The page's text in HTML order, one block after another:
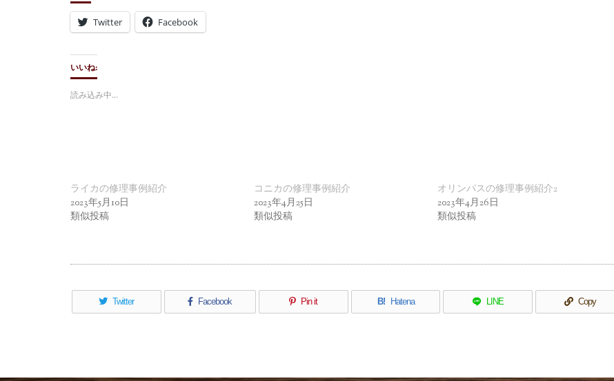
Twitter Facebook
いいね:
読み込み中…
ライカの修理事例紹介
2023年5月10日
類似投稿
コニカの修理事例紹介
2023年4月25日
類似投稿
オリンパスの修理事例紹介2
2023年4月26日
類似投稿
Twitter Facebook Pin it B! Hatena LINE Copy